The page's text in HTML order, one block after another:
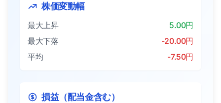
株価変動幅
最大上昇
5.00円
最大下落
-20.00円
平均
-7.50円
損益（配当金含む）